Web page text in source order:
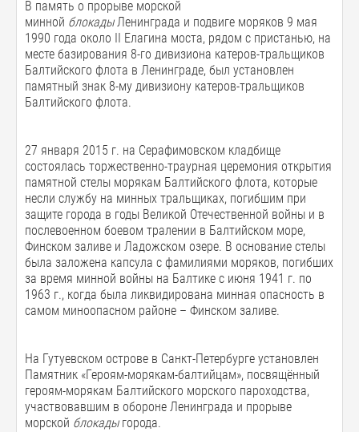
В память о прорыве морской
минной блокадыЛенинграда и подвиге моряков 9 мая
1990 года около II Елагина моста, рядом с пристанью, на
месте базирования 8-го дивизиона катеров-тральщиков
Балтийского флота в Ленинграде, был установлен
памятный знак 8-му дивизиону катеров-тральщиков
Балтийского флота.
27 января 2015 г. на Серафимовском кладбище
состоялась торжественно-траурная церемония открытия
памятной стелы морякам Балтийского флота, которые
несли службу на минных тральщиках, погибшим при
защите города в годы Великой Отечественной войны и в
послевоенном боевом тралении в Балтийском море,
Финском заливе и Ладожском озере. В основание стелы
была заложена капсула с фамилиями моряков, погибших
за время минной войны на Балтике с июня 1941 г. по
1963 г., когда была ликвидирована минная опасность в
самом миноопасном районе – Финском заливе.
На Гутуевском острове в Санкт-Петербурге установлен
Памятник «Героям-морякам-балтийцам», посвящённый
героям-морякам Балтийского морского пароходства,
участвовавшим в обороне Ленинграда и прорыве
морской блокадыгорода.